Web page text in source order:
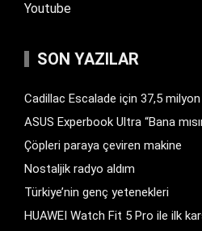
Youtube
SON YAZILAR
Cadillac Escalade için 37,5
ASUS Experbook Ultra “Bana
Çöpleri paraya çeviren makine
Nostaljik radyo aldım
Türkiye’nin genç yetenekleri
HUAWEI Watch Fit 5 Pro ile ilk